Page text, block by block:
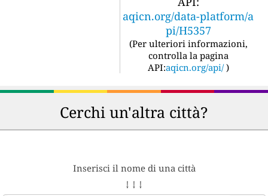
aqicn.org/data-platform/a
pi/H5357
(Per ulteriori informazioni,
controlla la pagina
API:aqicn.org/api/ )
Cerchi un'altra città?
Inserisci il nome di una città
↓ ↓ ↓